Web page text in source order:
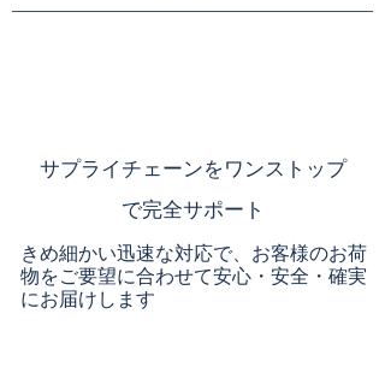
​サプライチェーンをワンストップ
で完全サポート
きめ細かい迅速な対応で、お客様のお荷
物をご要望に合わせて安心・安全・確実
にお届けします